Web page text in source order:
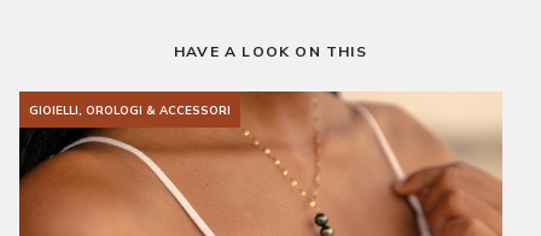
HAVE A LOOK ON THIS
GIOIELLI, OROLOGI & ACCESSORI